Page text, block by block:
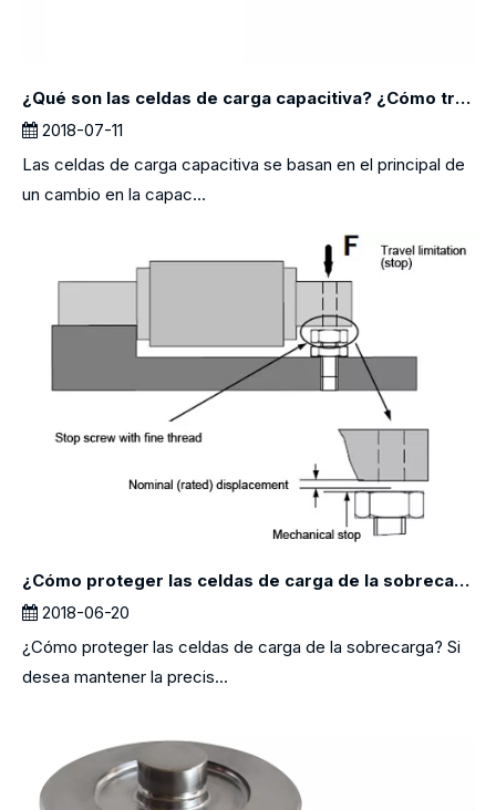
¿Qué son las celdas de carga capacitiva? ¿Cómo trabajan?
2018-07-11
Las celdas de carga capacitiva se basan en el principal de
un cambio en la capac...
¿Cómo proteger las celdas de carga de la sobrecarga?
2018-06-20
¿Cómo proteger las celdas de carga de la sobrecarga? Si
desea mantener la precis...